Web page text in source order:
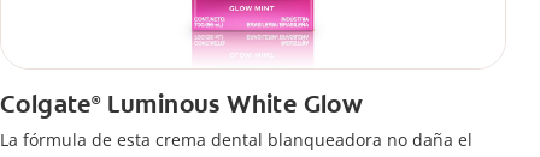
Colgate®Luminous White Glow
La fórmula de esta crema dental blanqueadora no daña el